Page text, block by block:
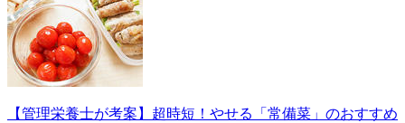
【管理栄養士が考案】超時短！やせる「常備菜」のおすすめ